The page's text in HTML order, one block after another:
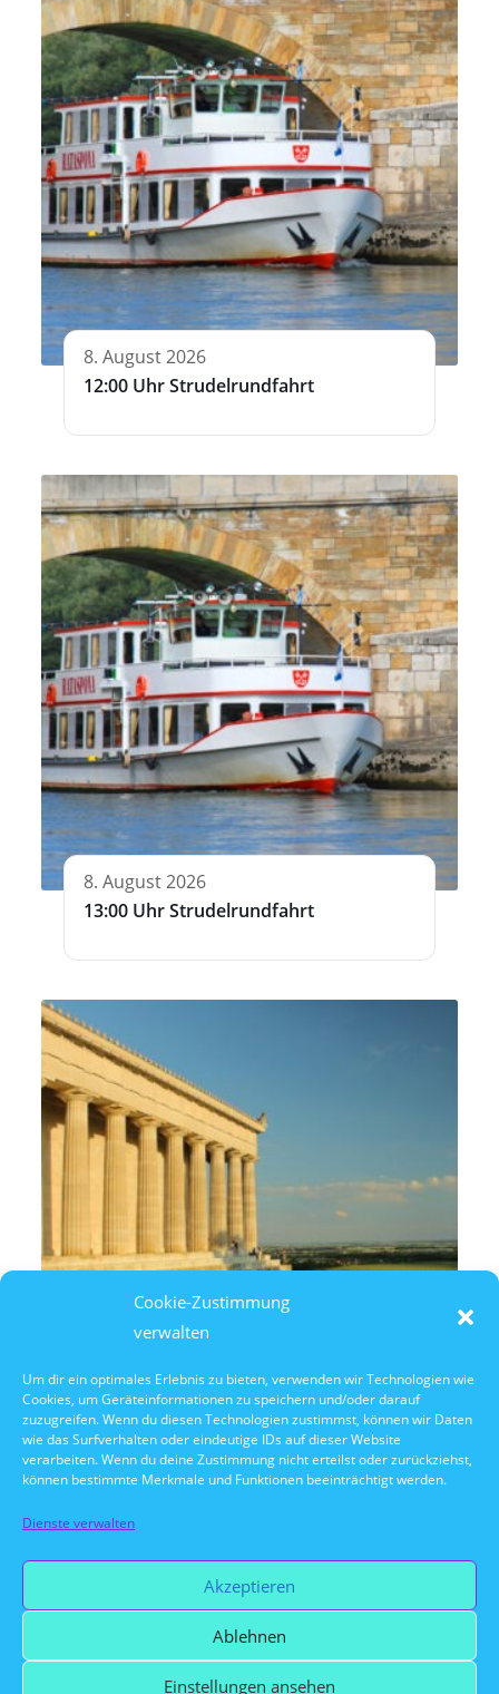
Cookie-Zustimmung
verwalten
Um dir ein optimales Erlebnis zu bieten, verwenden wir Technologien wie
Cookies, um Geräteinformationen zu speichern und/oder darauf
zuzugreifen. Wenn du diesen Technologien zustimmst, können wir Daten
wie das Surfverhalten oder eindeutige IDs auf dieser Website
verarbeiten. Wenn du deine Zustimmung nicht erteilst oder zurückziehst,
können bestimmte Merkmale und Funktionen beeinträchtigt werden.
Dienste verwalten
Akzeptieren
Ablehnen
Einstellungen ansehen
8. August 2026
12:00 Uhr Strudelrundfahrt
8. August 2026
13:00 Uhr Strudelrundfahrt
8. August 2026
14:30 Uhr Walhalla Schifffahrt
Vorherige Veranstaltung
Nächste Veranstaltung